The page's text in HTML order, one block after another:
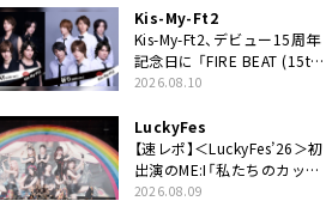
Kis-My-Ft2
Kis-My-Ft2、デビュー15周年
記念日に 「FIRE BEAT (15th
ver.)」「祈り (15th ver.)」配信
2026.08.10
LuckyFes
【速レポ】＜LuckyFes’26＞初
出演のME:I「私たちのカッコ
いい姿、目に焼き付けていっ
2026.08.09